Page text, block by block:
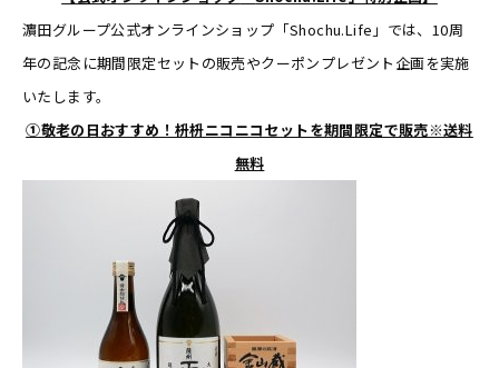
濵田グループ公式オンラインショップ「Shochu.Life」では、10周
年の記念に期間限定セットの販売やクーポンプレゼント企画を実施
いたします。
①敬老の日おすすめ！枡枡ニコニコセットを期間限定で販売※送料
無料